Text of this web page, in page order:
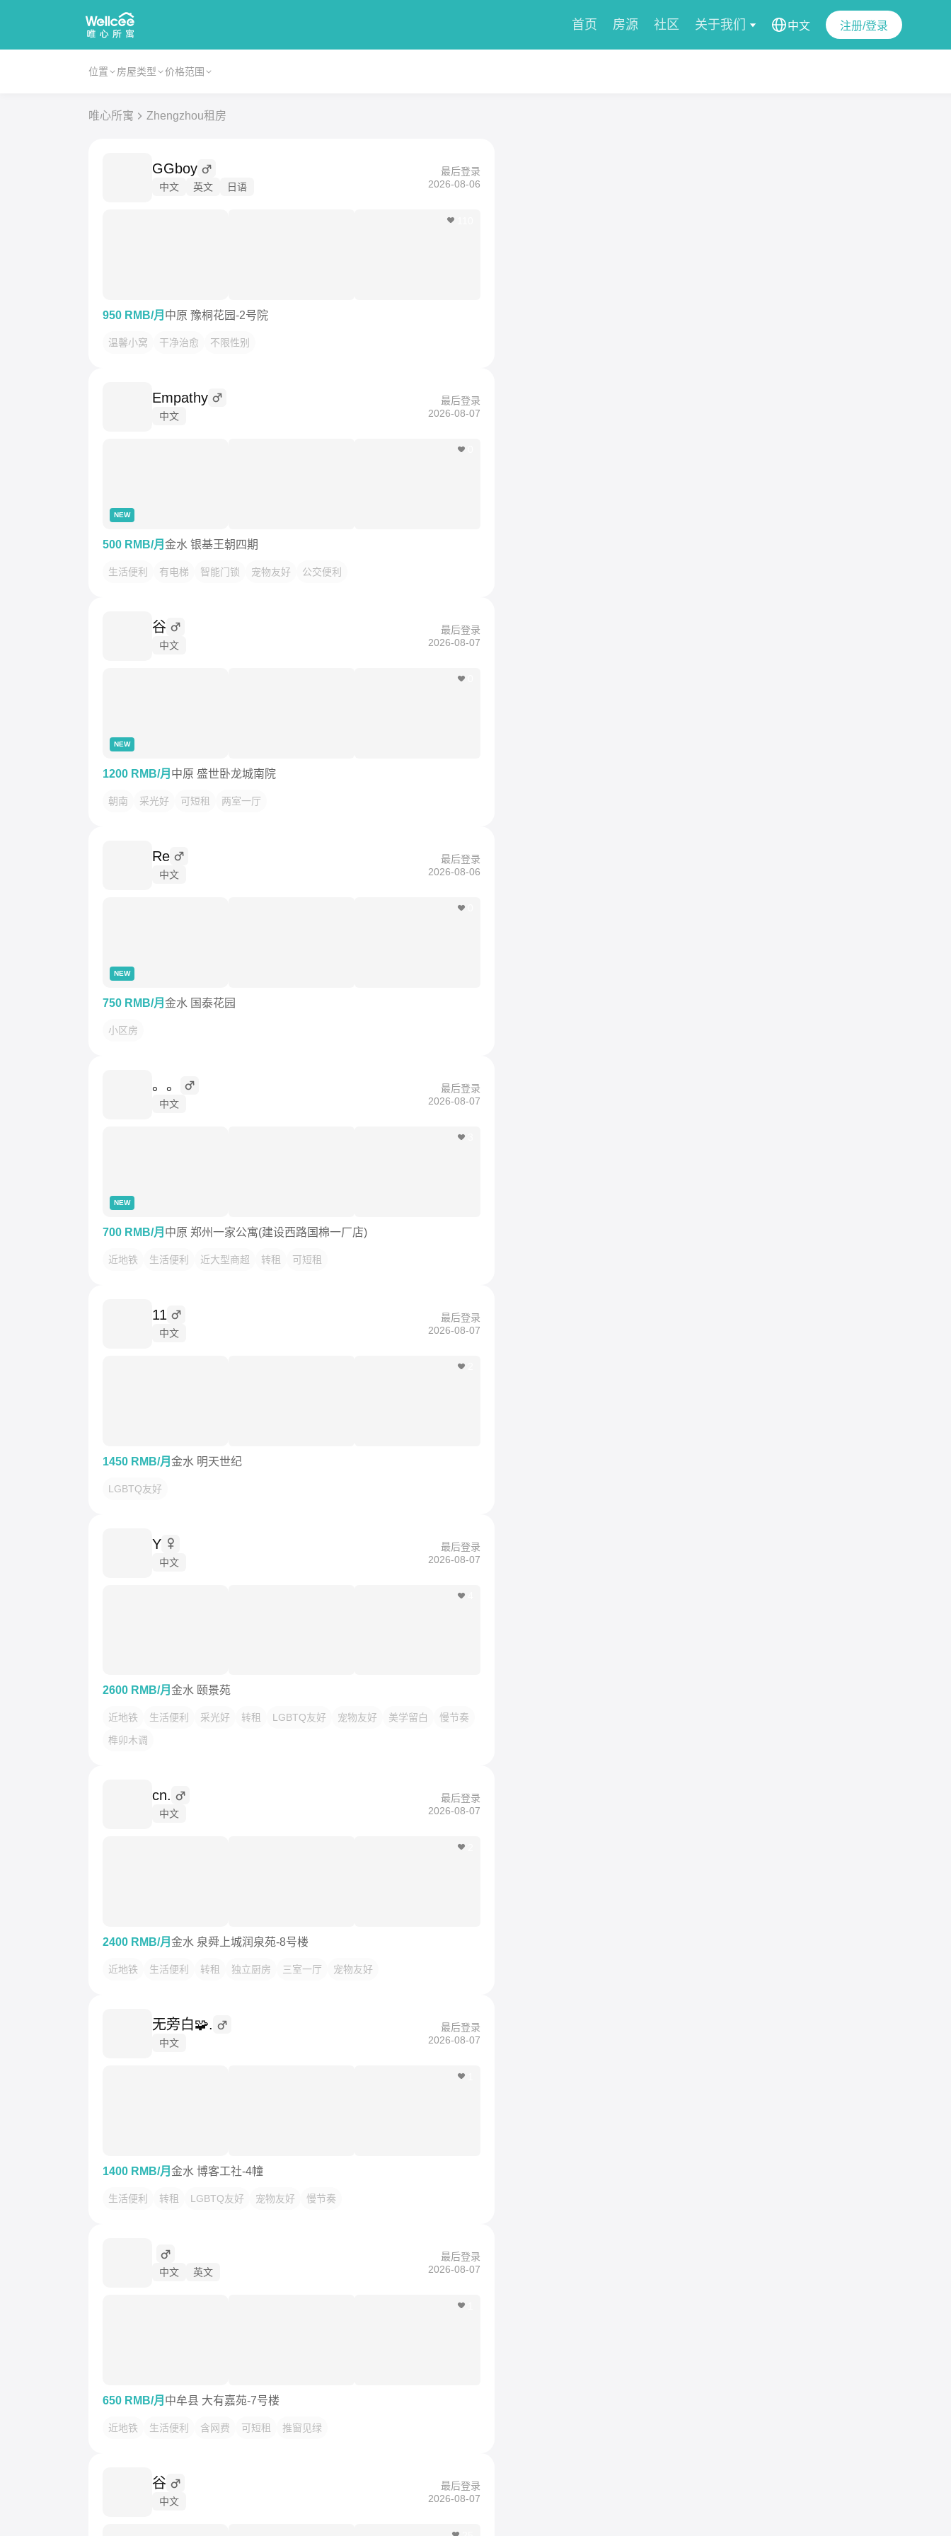
首页 房源 社区 关于我们 中文 注册/登录
位置 房屋类型 价格范围
唯心所寓 Zhengzhou租房
GGboy
中文 英文 日语
最后登录
2026-08-06
950 RMB/月 中原 豫桐花园-2号院
温馨小窝 干净治愈 不限性别
Empathy
中文
最后登录
2026-08-07
NEW
500 RMB/月 金水 银基王朝四期
生活便利 有电梯 智能门锁 宠物友好 公交便利
谷
中文
最后登录
2026-08-07
NEW
1200 RMB/月 中原 盛世卧龙城南院
朝南 采光好 可短租 两室一厅
Re
中文
最后登录
2026-08-06
NEW
750 RMB/月 金水 国泰花园
小区房
。。
中文
最后登录
2026-08-07
NEW
700 RMB/月 中原 郑州一家公寓(建设西路国棉一厂店)
近地铁 生活便利 近大型商超 转租 可短租
11
中文
最后登录
2026-08-07
1450 RMB/月 金水 明天世纪
LGBTQ友好
Y
中文
最后登录
2026-08-07
2600 RMB/月 金水 颐景苑
近地铁 生活便利 采光好 转租 LGBTQ友好 宠物友好 美学留白
慢节奏
榫卯木调
cn.
中文
最后登录
2026-08-07
2400 RMB/月 金水 泉舜上城润泉苑-8号楼
近地铁 生活便利 转租 独立厨房 三室一厅 宠物友好
无旁白🧩.
中文
最后登录
2026-08-07
1400 RMB/月 金水 博客工社-4幢
生活便利 转租 LGBTQ友好 宠物友好 慢节奏
中文 英文
最后登录
2026-08-07
650 RMB/月 中牟县 大有嘉苑-7号楼
近地铁 生活便利 含网费 可短租 推窗见绿
谷
中文
最后登录
2026-08-07